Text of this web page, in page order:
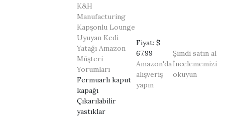
K&H
Manufacturing
Kapşonlu Lounge
Uyuyan Kedi
Yatağı Amazon
Müşteri
Yorumları
Fermuarlı kaput
kapağı
Çıkarılabilir
yastıklar
Fiyat: $
67.99
Amazon'da
alışveriş
yapın
Şimdi satın al
İncelememizi
okuyun